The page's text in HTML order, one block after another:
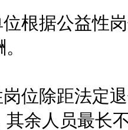
据公益性岗
除距法定退
其余人员最长